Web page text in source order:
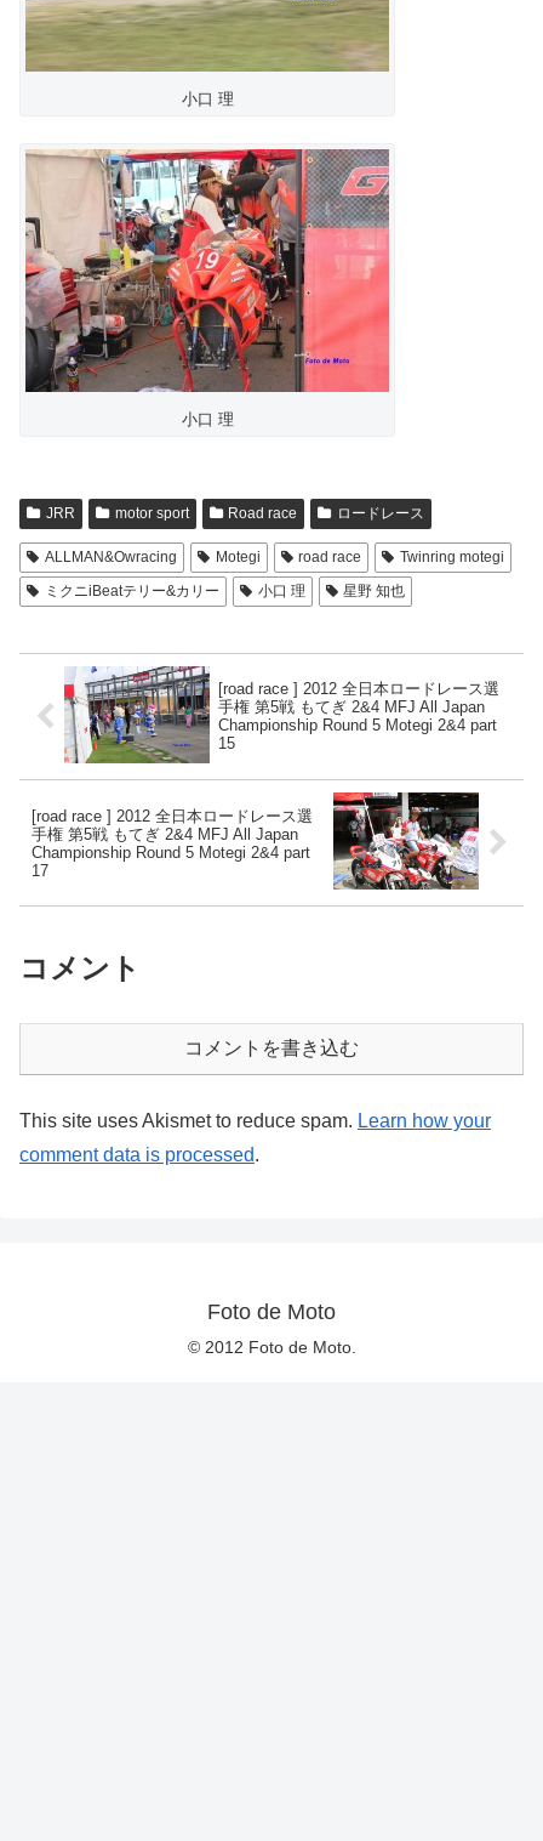
小口 理
小口 理
JRR motor sport Road race ロードレース
ALLMAN&Owracing Motegi road race
Twinring motegi
ミクニiBeatテリー&カリー
小口 理 星野 知也
[road race ] 2012 全日本ロードレース選
手権 第5戦 もてぎ 2&4 MFJ All Japan
Championship Round 5 Motegi 2&4 part
15
[road race ] 2012 全日本ロードレース選
手権 第5戦 もてぎ 2&4 MFJ All Japan
Championship Round 5 Motegi 2&4 part
17
コメント
コメントを書き込む
This site uses Akismet to reduce spam. Learn how your
comment data is processed.
Foto de Moto
© 2012 Foto de Moto.